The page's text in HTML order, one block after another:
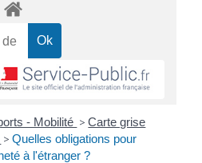
- Mobilité > Carte grise
> Quelles obligations pour
à l'étranger ?